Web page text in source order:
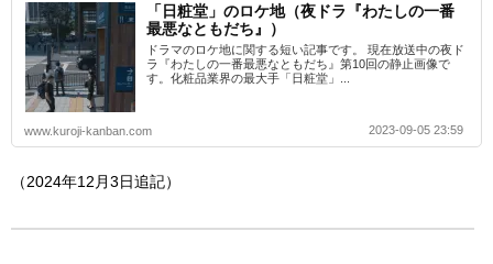
「日粧堂」のロケ地（夜ドラ『わたしの一番
最悪なともだち』）
ドラマのロケ地に関する短い記事です。 現在放送中の夜ド
ラ『わたしの一番最悪なともだち』第10回の静止画像で
す。化粧品業界の最大手「日粧堂」...
www.kuroji-kanban.com 2023-09-05 23:59
（2024年12月3日追記）